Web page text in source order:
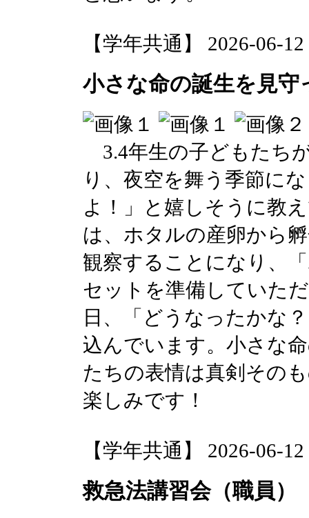
【学年共通】 2026-06-
小さな命の誕生を見守
3.4年生の子どもたち
り、夜空を舞う季節に
よ！」と嬉しそうに教
は、ホタルの産卵から
観察することになり、
セットを準備していた
日、「どうなったかな
込んでいます。小さな
たちの表情は真剣その
楽しみです！
【学年共通】 2026-06-
救急法講習会（職員）